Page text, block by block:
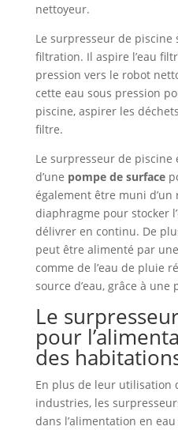
nettoyeur.
Le surpresseur de piscine
filtration. Il aspire l’eau
pression vers le robot
cette eau sous pression
piscine, aspirer les
filtre.
Le surpresseur de
d’une pompe de surface
également être muni d’un
diaphragme pour stocker
délivrer en continu. De
peut être alimenté par
comme de l’eau de pluie
source d’eau, grâce à une
Le
pour
des
En plus de leur utilisation
industries, les
dans l’alimentation en